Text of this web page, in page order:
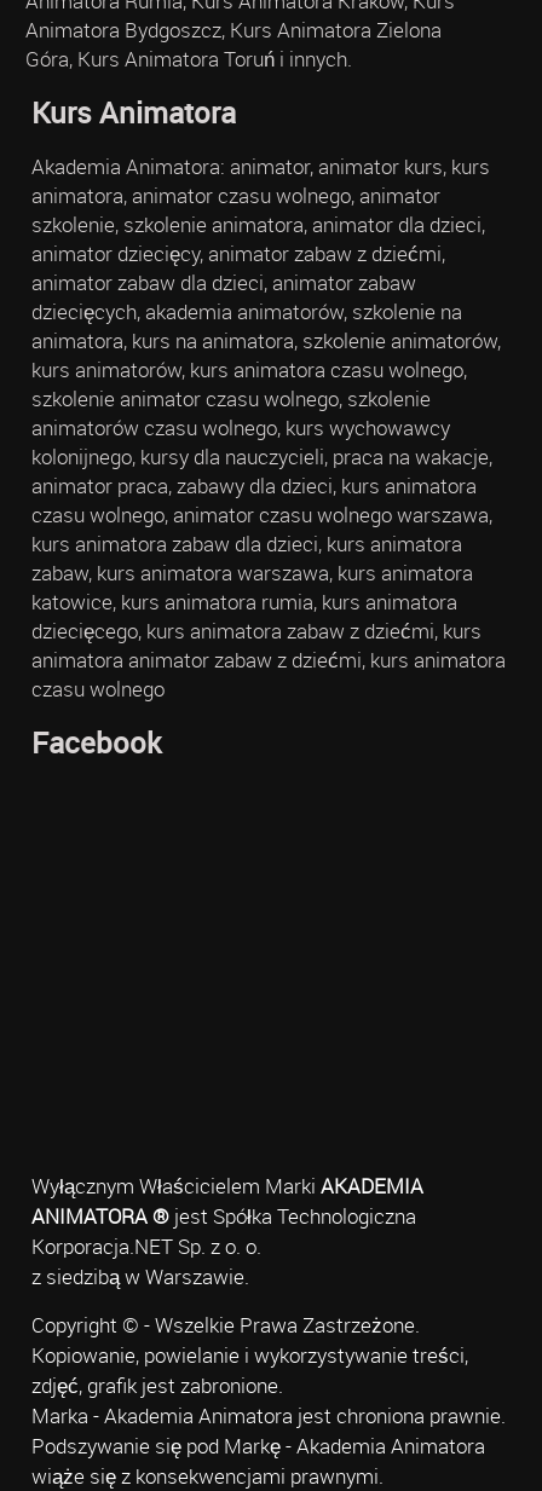
Animatora Bydgoszcz, Kurs Animatora Zielona
Góra, Kurs Animatora Toruń i innych.
Kurs Animatora
Akademia Animatora: animator, animator kurs, kurs
animatora, animator czasu wolnego, animator
szkolenie, szkolenie animatora, animator dla dzieci,
animator dziecięcy, animator zabaw z dziećmi,
animator zabaw dla dzieci, animator zabaw
dziecięcych, akademia animatorów, szkolenie na
animatora, kurs na animatora, szkolenie animatorów,
kurs animatorów, kurs animatora czasu wolnego,
szkolenie animator czasu wolnego, szkolenie
animatorów czasu wolnego, kurs wychowawcy
kolonijnego, kursy dla nauczycieli, praca na wakacje,
animator praca, zabawy dla dzieci, kurs animatora
czasu wolnego, animator czasu wolnego warszawa,
kurs animatora zabaw dla dzieci, kurs animatora
zabaw, kurs animatora warszawa, kurs animatora
katowice, kurs animatora rumia, kurs animatora
dziecięcego, kurs animatora zabaw z dziećmi, kurs
animatora animator zabaw z dziećmi, kurs animatora
czasu wolnego
Facebook
Wyłącznym Właścicielem Marki AKADEMIA
ANIMATORA ®jest Spółka Technologiczna
Korporacja.NET Sp. z o. o.
z siedzibą w Warszawie.
Copyright © - Wszelkie Prawa Zastrzeżone.
Kopiowanie, powielanie i wykorzystywanie treści,
zdjęć, grafik jest zabronione.
Marka - Akademia Animatora jest chroniona prawnie.
Podszywanie się pod Markę - Akademia Animatora
wiąże się z konsekwencjami prawnymi.